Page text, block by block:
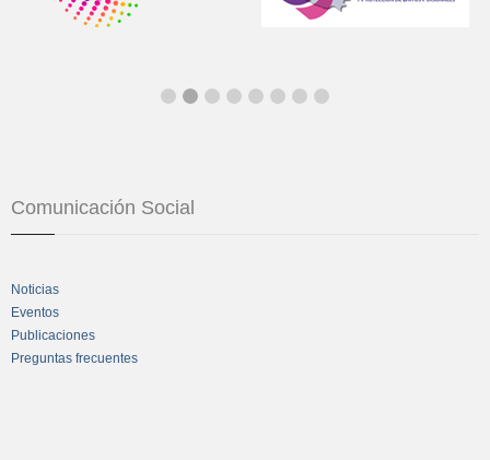
Comunicación Social
Noticias
Eventos
Publicaciones
Preguntas frecuentes